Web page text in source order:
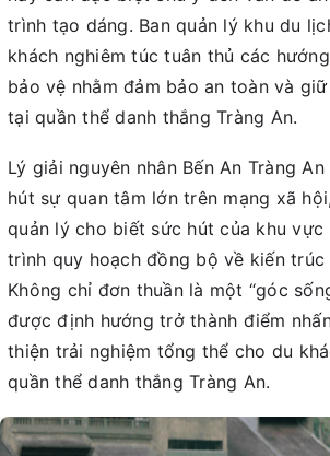
trình tạo dáng. Ban quản lý khu du
khách nghiêm túc tuân thủ các
bảo vệ nhằm đảm bảo an toàn và
tại quần thể danh thắng Tràng An.
Lý giải nguyên nhân Bến An Tràng
hút sự quan tâm lớn trên mạng xã
quản lý cho biết sức hút của khu vực
trình quy hoạch đồng bộ về kiến trúc
Không chỉ đơn thuần là một “góc
được định hướng trở thành điểm
thiện trải nghiệm tổng thể cho du
quần thể danh thắng Tràng An.